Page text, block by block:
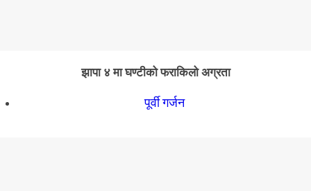
झापा ४ मा घण्टीको फराकिलो अग्रता
पूर्वी गर्जन